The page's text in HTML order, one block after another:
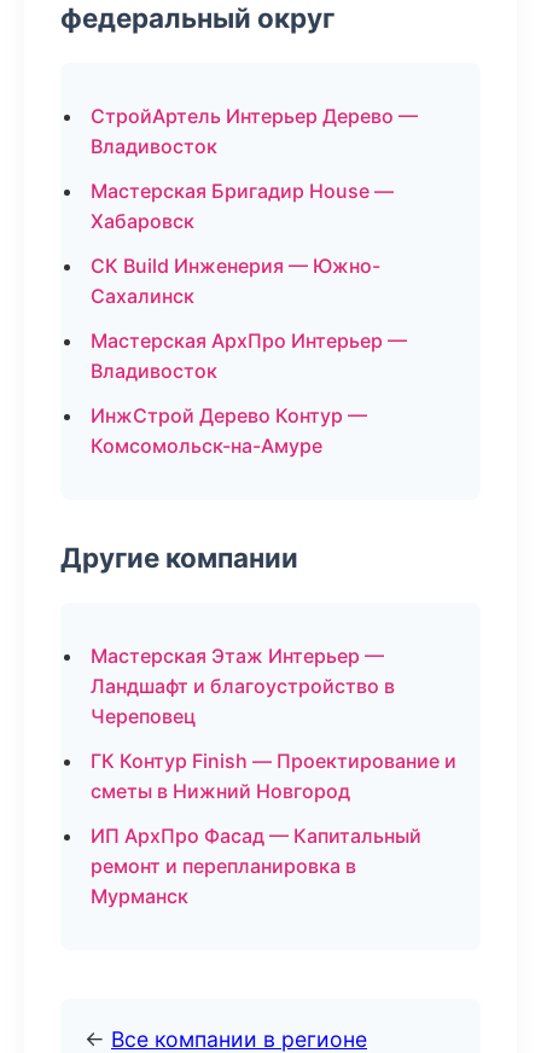
федеральный округ
СтройАртель Интерьер Дерево —
Владивосток
Мастерская Бригадир House —
Хабаровск
СК Build Инженерия — Южно-
Сахалинск
Мастерская АрхПро Интерьер —
Владивосток
ИнжСтрой Дерево Контур —
Комсомольск-на-Амуре
Другие компании
Мастерская Этаж Интерьер —
Ландшафт и благоустройство в
Череповец
ГК Контур Finish — Проектирование и
сметы в Нижний Новгород
ИП АрхПро Фасад — Капитальный
ремонт и перепланировка в
Мурманск
← Все компании в регионе